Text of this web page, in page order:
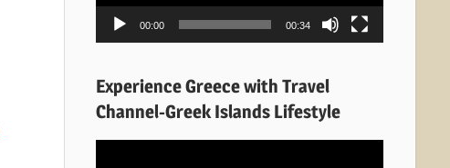
00:00 00:34
Experience Greece with Travel
Channel-Greek Islands Lifestyle